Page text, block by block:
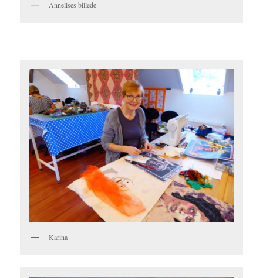
Annelises billede
Karina